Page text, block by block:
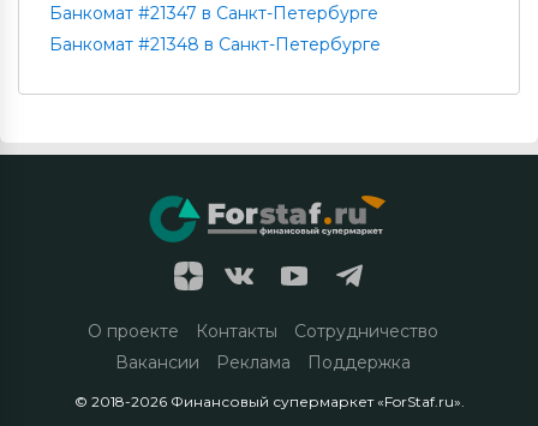
Банкомат #21347 в Санкт-Петербурге
Банкомат #21348 в Санкт-Петербурге
О проекте Контакты
Сотрудничество
Вакансии
Реклама Поддержка
© 2018-2026 Финансовый супермаркет «ForStaf.ru».